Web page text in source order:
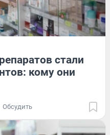
стали
кому они
Обсудить